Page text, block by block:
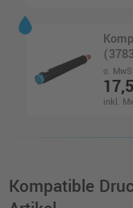
o.
inkl.
o.
Kompatible